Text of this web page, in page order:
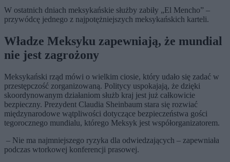
W ostatnich dniach meksykańskie służby zabiły „El Mencho” –
przywódcę jednego z najpotężniejszych meksykańskich karteli.
Władze Meksyku zapewniają, że mundial
nie jest zagrożony
Meksykański rząd mówi o wielkim ciosie, który udało się zadać w
przestępczość zorganizowaną. Politycy uspokajają, że dzięki
skoordynowanym działaniom służb kraj jest już całkowicie
bezpieczny. Prezydent Claudia Sheinbaum stara się rozwiać
międzynarodowe wątpliwości dotyczące bezpieczeństwa gości
tegorocznego mundialu, którego Meksyk jest współorganizatorem.
– Nie ma najmniejszego ryzyka dla odwiedzających – zapewniała
podczas wtorkowej konferencji prasowej.